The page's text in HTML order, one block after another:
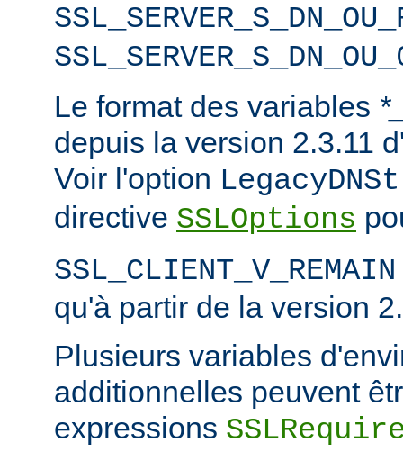
Le format des variables
depuis la version 2.3.11
Voir l'option
directive SSLOptions
SSL_CLIENT_V_REMAIN
qu'à partir de la version
Plusieurs variables
additionnelles peuvent
expressions